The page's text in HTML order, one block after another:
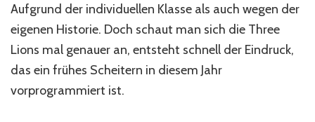
des
Scheiterns
Aufgrund der individuellen Klasse als auch wegen der
eigenen Historie. Doch schaut man sich die Three
Lions mal genauer an, entsteht schnell der Eindruck,
das ein frühes Scheitern in diesem Jahr
vorprogrammiert ist.